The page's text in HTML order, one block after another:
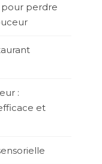
pour perdre
:
et